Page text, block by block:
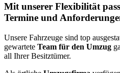
Mit unserer Flexibilität
Termine und
Unsere Fahrzeuge sind top
gewartete Team für den Umzug
all Ihrer Besitztümer.